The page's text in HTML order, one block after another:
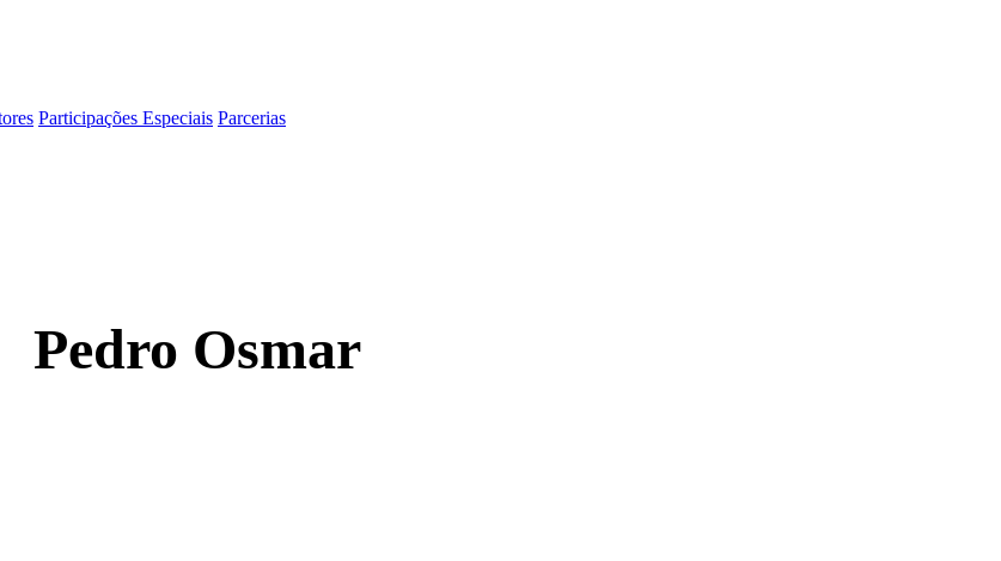
Participações Especiais Parcerias
Pedro Osmar